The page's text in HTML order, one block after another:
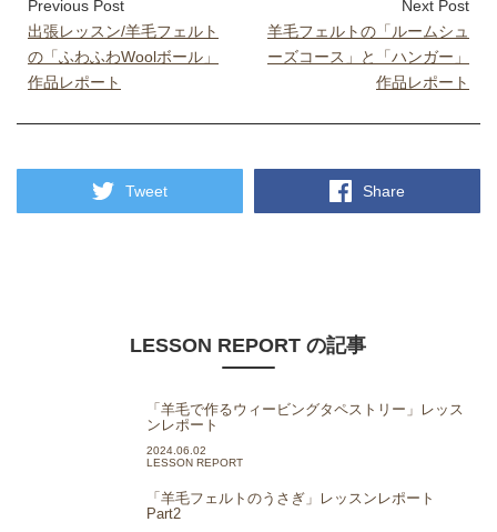
Previous Post
出張レッスン/羊毛フェルト
の「ふわふわWoolボール」
作品レポート
Next Post
羊毛フェルトの「ルームシュ
ーズコース」と「ハンガー」
作品レポート
Tweet Share
LESSON REPORT の記事
「羊毛で作るウィービングタペストリー」レッス
ンレポート
2024.06.02
LESSON REPORT
「羊毛フェルトのうさぎ」レッスンレポート
Part2